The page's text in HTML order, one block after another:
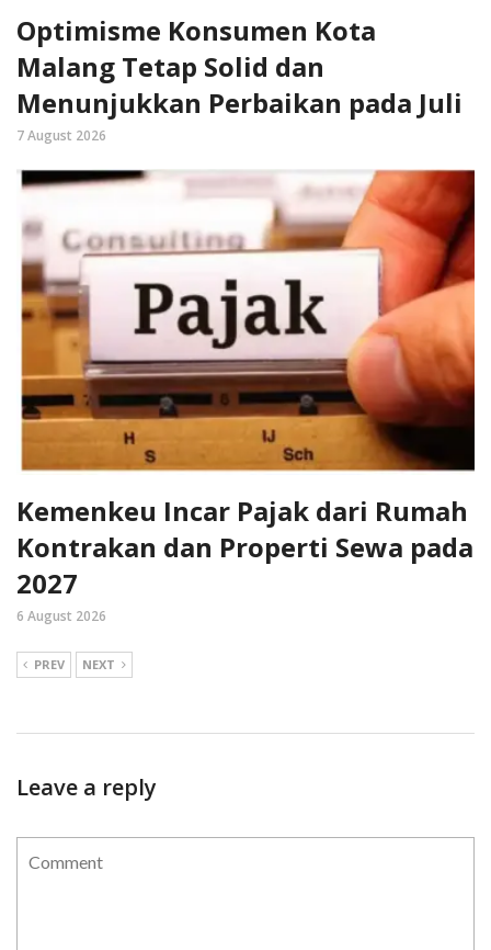
Optimisme Konsumen Kota
Malang Tetap Solid dan
Menunjukkan Perbaikan pada Juli
7 August 2026
Kemenkeu Incar Pajak dari Rumah
Kontrakan dan Properti Sewa pada
2027
6 August 2026
PREV NEXT
Leave a reply